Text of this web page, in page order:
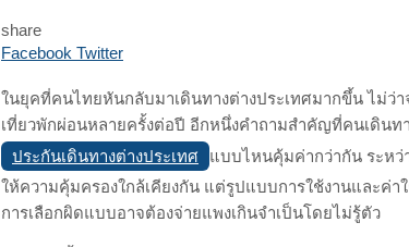
share
Facebook TwitterPrint
Share
Email
ในยุคที่คนไทยหันกลับมาเดินทางต่างประเทศมากขึ้น ไม่ว่
เที่ยวพักผ่อนหลายครั้งต่อปี อีกหนึ่งคำถามสำคัญที่คนเดินท
ประกันเดินทางต่างประเทศ
แบบไหนคุ้มค่ากว่ากัน ระหว่
ให้ความคุ้มครองใกล้เคียงกัน แต่รูปแบบการใช้งานและค่
การเลือกผิดแบบอาจต้องจ่ายแพงเกินจำเป็นโดยไม่รู้ตัว